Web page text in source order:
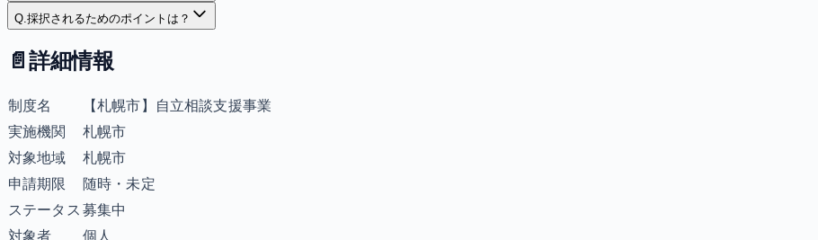
Q.採択されるためのポイントは？
📄 詳細情報
制度名
【札幌市】自立相談支援事業
実施機関
札幌市
対象地域
札幌市
申請期限
随時・未定
ステータス 募集中
対象者
個人